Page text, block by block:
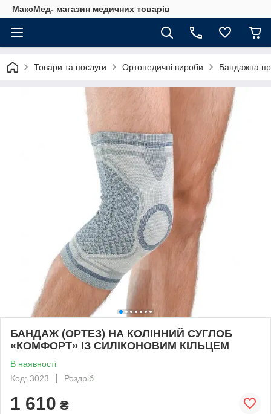
МаксМед- магазин медичних товарів
Товари та послуги Ортопедичні вироби Бандажна
БАНДАЖ (ОРТЕЗ) НА КОЛІННИЙ СУГЛОБ
«КОМФОРТ» ІЗ СИЛІКОНОВИМ КІЛЬЦЕМ
В наявності
Код: 3023
Роздріб
1 610 ₴